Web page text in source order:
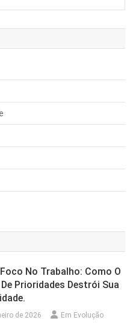
No Trabalho: Como O
Prioridades Destrói Sua
de 2026 Em Evolução